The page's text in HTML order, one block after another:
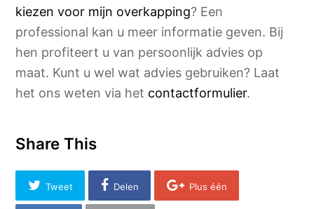
kiezen voor mijn overkapping? Een
professional kan u meer informatie geven. Bij
hen profiteert u van persoonlijk advies op
maat. Kunt u wel wat advies gebruiken? Laat
het ons weten via het contactformulier.
Share This
Tweet Delen Plus één